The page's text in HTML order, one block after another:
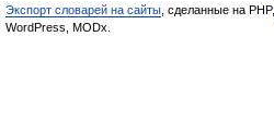
Экспорт словарей на сайты , сделанные на PHP,
WordPress, MODx.